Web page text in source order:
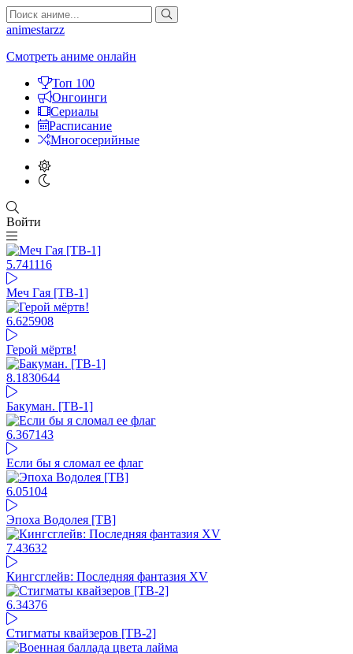
animestarzz
Смотреть аниме онлайн
Топ 100
Онгоинги
Сериалы
Расписание
Многосерийные
Войти
5.741116
Меч Гая [ТВ-1]
6.625908
Герой мёртв!
8.1830644
Бакуман. [ТВ-1]
6.367143
Если бы я сломал ее флаг
6.05104
Эпоха Водолея [ТВ]
7.43632
Кингсглейв: Последняя фантазия XV
6.34376
Стигматы квайзеров [ТВ-2]